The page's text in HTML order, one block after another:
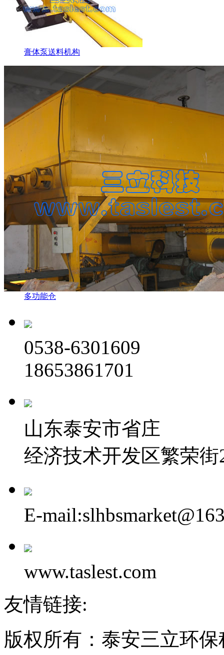
膏体泵送料机构
多功能仓
0538-6301609
18653861701
山东泰安市省庄
经济技术开发区繁荣街
E-
www.taslest.com
友情链接:
版权所有：泰安三立环